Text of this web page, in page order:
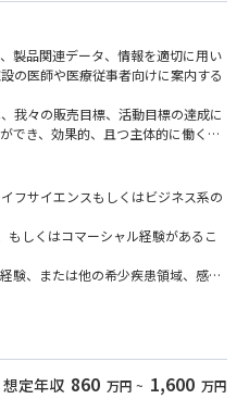
程やガイドラインの整備・改訂
計画の策定
・運営
修の実施
ンテンツのローカライズ支援
案の調査対応
、是正措置の推進
導対応
リスク低減施策の推進
グ
スリスクアセスメントの実施
および実行
記録類のモニタリング
ング
善・プロセス改善の推進
製品関連データ、情報を適切に用い
の医師や医療従事者向けに案内する
我々の販売目標、活動目標の達成に
でき、効果的、且つ主体的に働くこ
求めています。
社員（無期雇用）として入社し、下
営業部 東日本リージョン リージ
フサイエンスもしくはビジネス系の
もしくはコマーシャル経験があるこ
験、または他の希少疾患領域、感染
う、受賞例があれば尚可。
想定年収 860 万円 ~ 1,600 万円